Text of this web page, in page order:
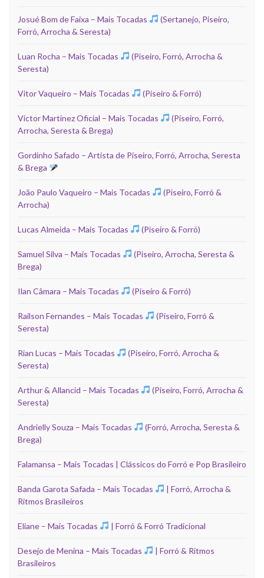
Josué Bom de Faixa – Mais Tocadas
(Sertanejo, Piseiro,
Forró, Arrocha & Seresta)
Luan Rocha – Mais Tocadas
(Piseiro, Forró, Arrocha &
Seresta)
Vitor Vaqueiro – Mais Tocadas (Piseiro & Forró)
Victor Martinez Oficial – Mais Tocadas
(Piseiro, Forró,
Arrocha, Seresta & Brega)
Gordinho Safado – Artista de Piseiro, Forró, Arrocha, Seresta
& Brega
João Paulo Vaqueiro – Mais Tocadas
(Piseiro, Forró &
Arrocha)
Lucas Almeida – Mais Tocadas (Piseiro & Forró)
Samuel Silva – Mais Tocadas
(Piseiro, Arrocha, Seresta &
Brega)
Ilan Câmara – Mais Tocadas (Piseiro & Forró)
Railson Fernandes – Mais Tocadas
(Piseiro, Forró &
Seresta)
Rian Lucas – Mais Tocadas
(Piseiro, Forró, Arrocha &
Seresta)
Arthur & Allancid – Mais Tocadas
(Piseiro, Forró, Arrocha &
Seresta)
Andrielly Souza – Mais Tocadas
(Forró, Arrocha, Seresta &
Brega)
Falamansa – Mais Tocadas | Clássicos do Forró e Pop Brasileiro
Banda Garota Safada – Mais Tocadas
| Forró, Arrocha &
Ritmos Brasileiros
Eliane – Mais Tocadas | Forró & Forró Tradicional
Desejo de Menina – Mais Tocadas
| Forró & Ritmos
Brasileiros